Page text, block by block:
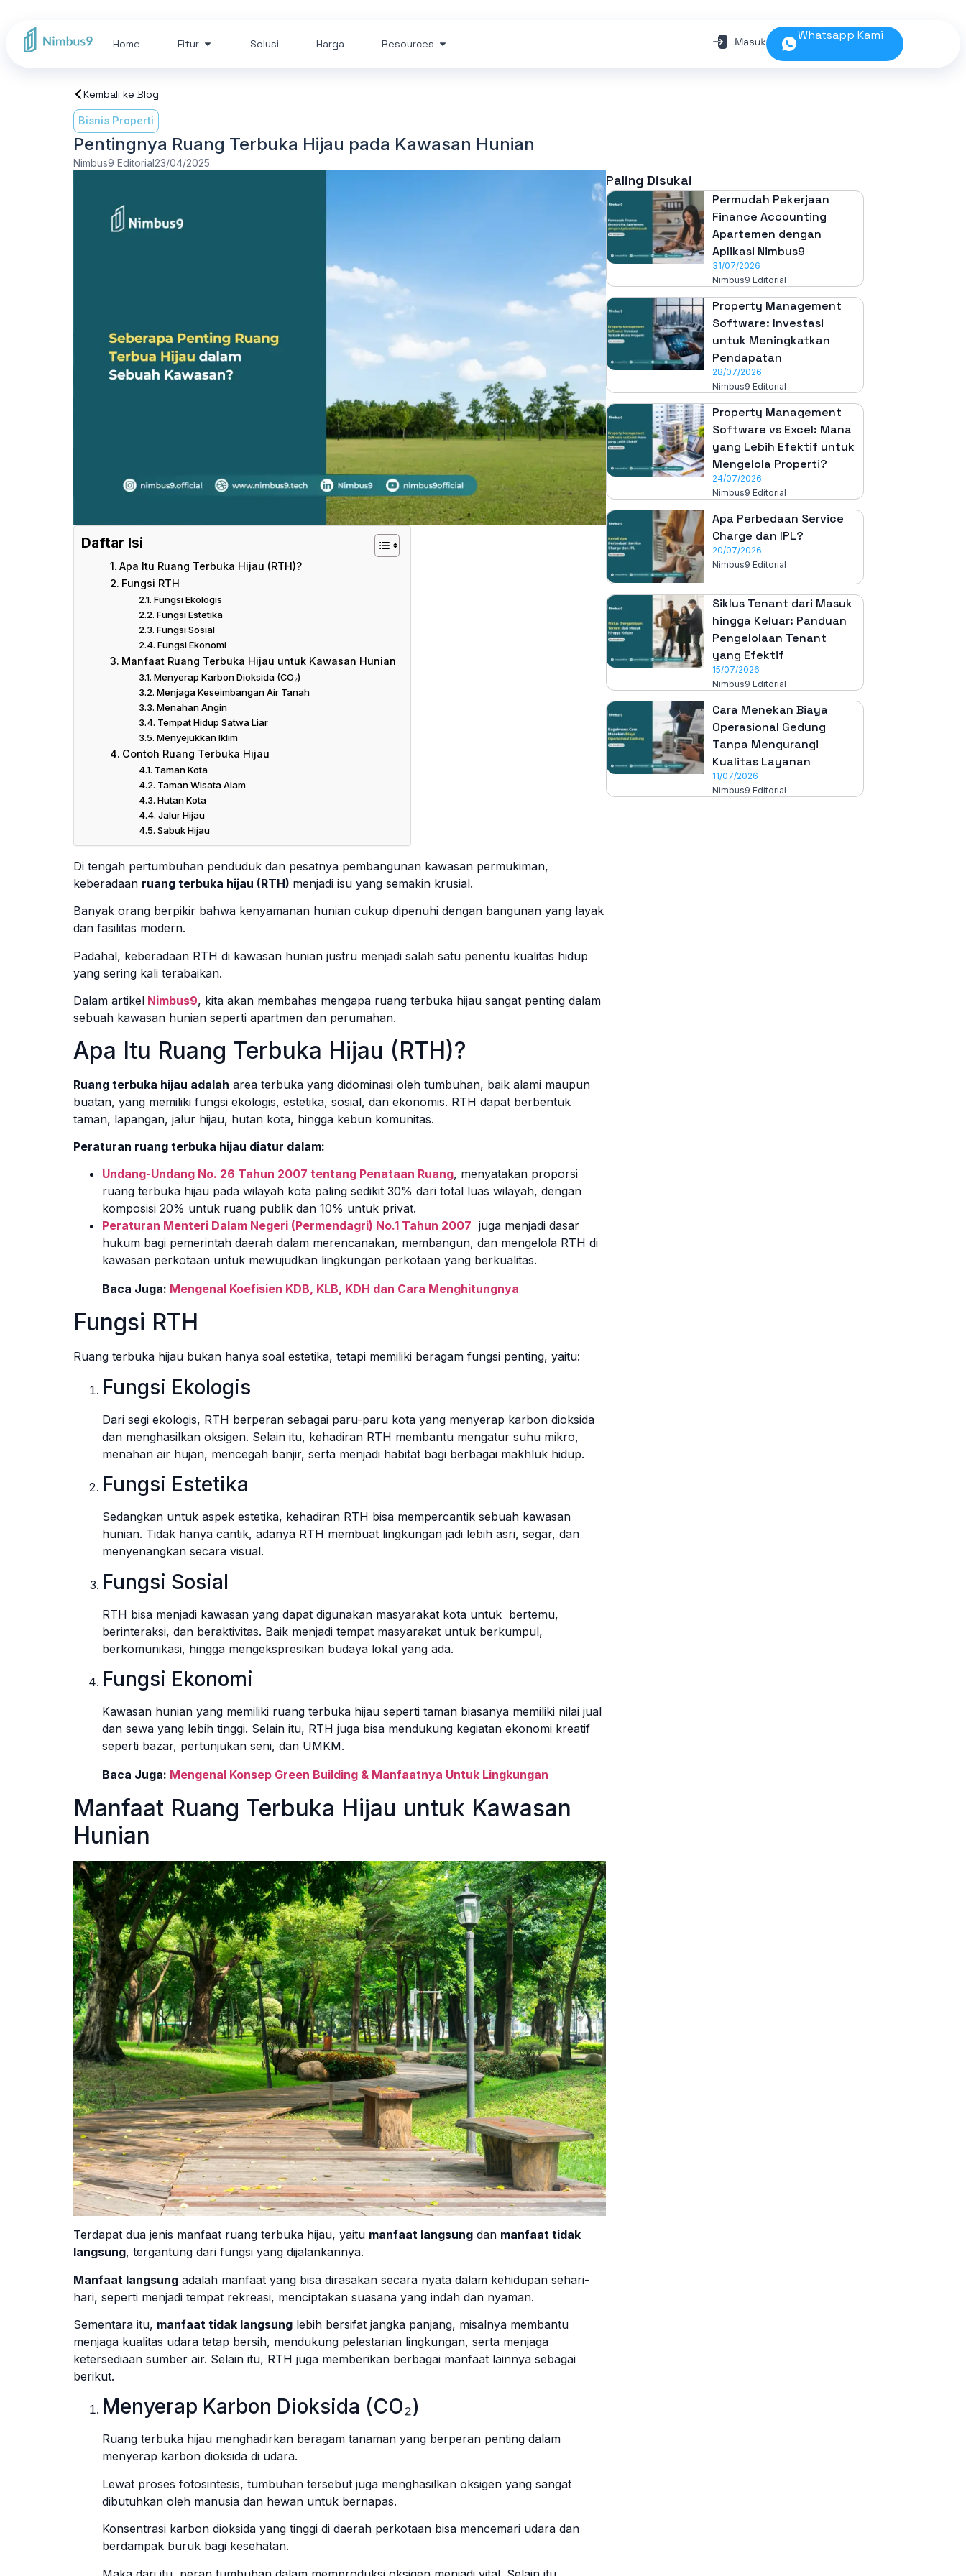
Home Fitur Solusi Harga Resources
Whatsapp Kami
Kembali ke Blog
Bisnis Properti
Pentingnya Ruang Terbuka Hijau pada Kawasan Hunian
Nimbus9 Editorial23/04/2025
Daftar Isi
Apa Itu Ruang Terbuka Hijau (RTH)?
Fungsi RTH
Fungsi Ekologis
Fungsi Estetika
Fungsi Sosial
Fungsi Ekonomi
Manfaat Ruang Terbuka Hijau untuk Kawasan Hunian
Menyerap Karbon Dioksida (CO₂)
Menjaga Keseimbangan Air Tanah
Menahan Angin
Tempat Hidup Satwa Liar
Menyejukkan Iklim
Contoh Ruang Terbuka Hijau
Taman Kota
Taman Wisata Alam
Hutan Kota
Jalur Hijau
Sabuk Hijau
Di tengah pertumbuhan penduduk dan pesatnya pembangunan kawasan permukiman,
keberadaan ruang terbuka hijau (RTH) menjadi isu yang semakin krusial.
Banyak orang berpikir bahwa kenyamanan hunian cukup dipenuhi dengan bangunan yang layak
dan fasilitas modern.
Padahal, keberadaan RTH di kawasan hunian justru menjadi salah satu penentu kualitas hidup
yang sering kali terabaikan.
Dalam artikel Nimbus9, kita akan membahas mengapa ruang terbuka hijau sangat penting dalam
sebuah kawasan hunian seperti apartmen dan perumahan.
Apa Itu Ruang Terbuka Hijau (RTH)?
Ruang terbuka hijau adalah area terbuka yang didominasi oleh tumbuhan, baik alami maupun
buatan, yang memiliki fungsi ekologis, estetika, sosial, dan ekonomis. RTH dapat berbentuk
taman, lapangan, jalur hijau, hutan kota, hingga kebun komunitas.
Peraturan ruang terbuka hijau diatur dalam:
Undang-Undang No. 26 Tahun 2007 tentang Penataan Ruang, menyatakan proporsi
ruang terbuka hijau pada wilayah kota paling sedikit 30% dari total luas wilayah, dengan
komposisi 20% untuk ruang publik dan 10% untuk privat.
Peraturan Menteri Dalam Negeri (Permendagri) No.1 Tahun 2007 juga menjadi dasar
hukum bagi pemerintah daerah dalam merencanakan, membangun, dan mengelola RTH di
kawasan perkotaan untuk mewujudkan lingkungan perkotaan yang berkualitas.
Baca Juga: Mengenal Koefisien KDB, KLB, KDH dan Cara Menghitungnya
Fungsi RTH
Ruang terbuka hijau bukan hanya soal estetika, tetapi memiliki beragam fungsi penting, yaitu:
Fungsi Ekologis
Dari segi ekologis, RTH berperan sebagai paru-paru kota yang menyerap karbon dioksida
dan menghasilkan oksigen. Selain itu, kehadiran RTH membantu mengatur suhu mikro,
menahan air hujan, mencegah banjir, serta menjadi habitat bagi berbagai makhluk hidup.
Fungsi Estetika
Sedangkan untuk aspek estetika, kehadiran RTH bisa mempercantik sebuah kawasan
hunian. Tidak hanya cantik, adanya RTH membuat lingkungan jadi lebih asri, segar, dan
menyenangkan secara visual.
Fungsi Sosial
RTH bisa menjadi kawasan yang dapat digunakan masyarakat kota untuk bertemu,
berinteraksi, dan beraktivitas. Baik menjadi tempat masyarakat untuk berkumpul,
berkomunikasi, hingga mengekspresikan budaya lokal yang ada.
Fungsi Ekonomi
Kawasan hunian yang memiliki ruang terbuka hijau seperti taman biasanya memiliki nilai jual
dan sewa yang lebih tinggi. Selain itu, RTH juga bisa mendukung kegiatan ekonomi kreatif
seperti bazar, pertunjukan seni, dan UMKM.
Baca Juga: Mengenal Konsep Green Building & Manfaatnya Untuk Lingkungan
Manfaat Ruang Terbuka Hijau untuk Kawasan
Hunian
Terdapat dua jenis manfaat ruang terbuka hijau, yaitu manfaat langsung dan manfaat tidak
langsung, tergantung dari fungsi yang dijalankannya.
Manfaat langsung adalah manfaat yang bisa dirasakan secara nyata dalam kehidupan sehari-
hari, seperti menjadi tempat rekreasi, menciptakan suasana yang indah dan nyaman.
Sementara itu, manfaat tidak langsung lebih bersifat jangka panjang, misalnya membantu
menjaga kualitas udara tetap bersih, mendukung pelestarian lingkungan, serta menjaga
ketersediaan sumber air. Selain itu, RTH juga memberikan berbagai manfaat lainnya sebagai
berikut.
Menyerap Karbon Dioksida (CO₂)
Ruang terbuka hijau menghadirkan beragam tanaman yang berperan penting dalam
menyerap karbon dioksida di udara.
Lewat proses fotosintesis, tumbuhan tersebut juga menghasilkan oksigen yang sangat
dibutuhkan oleh manusia dan hewan untuk bernapas.
Konsentrasi karbon dioksida yang tinggi di daerah perkotaan bisa mencemari udara dan
berdampak buruk bagi kesehatan.
Paling Disukai
Permudah Pekerjaan
Finance Accounting
Apartemen dengan
Aplikasi Nimbus9
31/07/2026
Nimbus9 Editorial
Property Management
Software: Investasi
untuk Meningkatkan
Pendapatan
28/07/2026
Nimbus9 Editorial
Property Management
Software vs Excel: Mana
yang Lebih Efektif untuk
Mengelola Properti?
24/07/2026
Nimbus9 Editorial
Apa Perbedaan Service
Charge dan IPL?
20/07/2026
Nimbus9 Editorial
Siklus Tenant dari Masuk
hingga Keluar: Panduan
Pengelolaan Tenant
yang Efektif
15/07/2026
Nimbus9 Editorial
Cara Menekan Biaya
Operasional Gedung
Tanpa Mengurangi
Kualitas Layanan
11/07/2026
Nimbus9 Editorial